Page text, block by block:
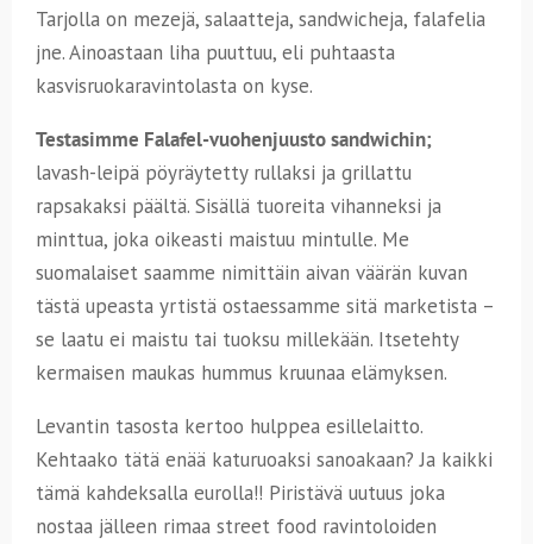
Tarjolla on mezejä, salaatteja, sandwicheja, falafelia
jne. Ainoastaan liha puuttuu, eli puhtaasta
kasvisruokaravintolasta on kyse.
Testasimme Falafel-vuohenjuusto sandwichin;
lavash-leipä pöyräytetty rullaksi ja grillattu
rapsakaksi päältä. Sisällä tuoreita vihanneksi ja
minttua, joka oikeasti maistuu mintulle. Me
suomalaiset saamme nimittäin aivan väärän kuvan
tästä upeasta yrtistä ostaessamme sitä marketista –
se laatu ei maistu tai tuoksu millekään. Itsetehty
kermaisen maukas hummus kruunaa elämyksen.
Levantin tasosta kertoo hulppea esillelaitto.
Kehtaako tätä enää katuruoaksi sanoakaan? Ja kaikki
tämä kahdeksalla eurolla!! Piristävä uutuus joka
nostaa jälleen rimaa street food ravintoloiden